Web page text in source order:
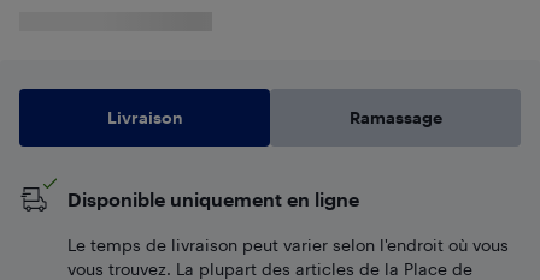
Livraison Ramassage
Disponible uniquement en ligne
Le temps de livraison peut varier selon l'endroit où vous
vous trouvez. La plupart des articles de la Place de